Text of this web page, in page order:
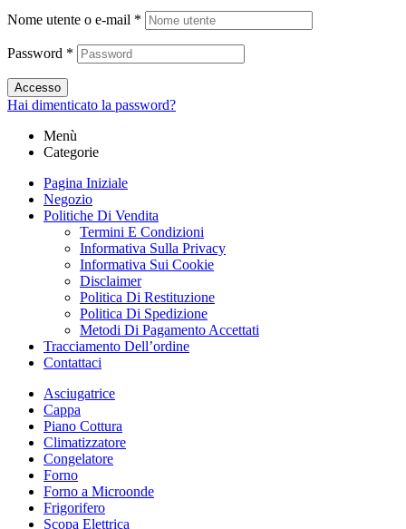
Nome utente o e-mail *
Password *
Accesso
Hai dimenticato la password?
Menù
Categorie
Pagina Iniziale
Negozio
Politiche Di Vendita
Termini E Condizioni
Informativa Sulla Privacy
Informativa Sui Cookie
Disclaimer
Politica Di Restituzione
Politica Di Spedizione
Metodi Di Pagamento Accettati
Tracciamento Dell’ordine
Contattaci
Asciugatrice
Cappa
Piano Cottura
Climatizzatore
Congelatore
Forno
Forno a Microonde
Frigorifero
Scopa Elettrica